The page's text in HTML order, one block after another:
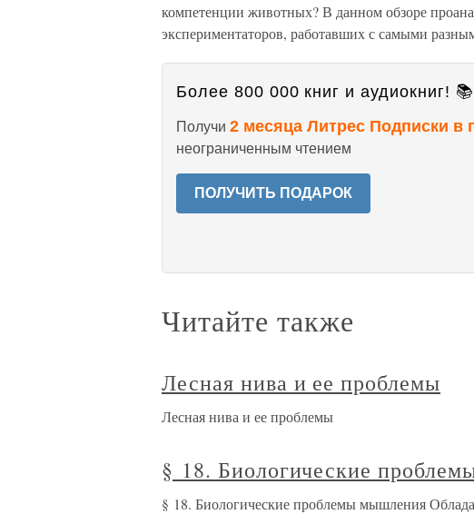
компетенции животных? В данном обзоре
экспериментаторов, работавших с самыми
Более 800 000 книг и аудиокниг! 📚
Получи 2 месяца Литрес Подписки в
неограниченным чтением
ПОЛУЧИТЬ ПОДАРОК
Читайте также
Лесная нива и ее проблемы
Лесная нива и ее проблемы
§ 18. Биологические
§ 18. Биологические проблемы мышления